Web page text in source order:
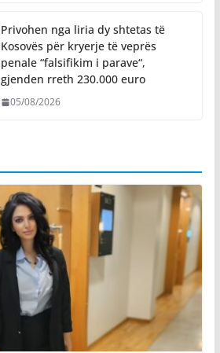
Privohen nga liria dy shtetas të
Kosovës për kryerje të veprës
penale “falsifikim i parave“,
gjenden rreth 230.000 euro
05/08/2026